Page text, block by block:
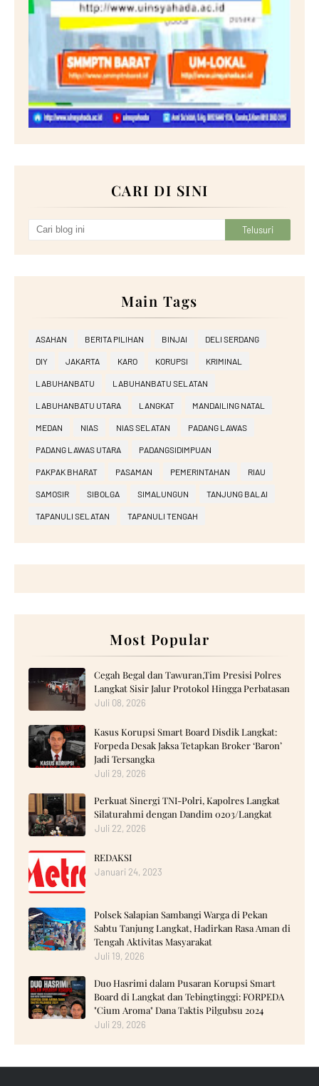
CARI DI SINI
Main Tags
ASAHAN BERITA PILIHAN BINJAI DELI SERDANG
DIY JAKARTA KARO KORUPSI KRIMINAL
LABUHANBATU LABUHANBATU SELATAN
LABUHANBATU UTARA LANGKAT MANDAILING NATAL
MEDAN NIAS NIAS SELATAN PADANG LAWAS
PADANG LAWAS UTARA PADANGSIDIMPUAN
PAKPAK BHARAT PASAMAN PEMERINTAHAN RIAU
SAMOSIR SIBOLGA SIMALUNGUN TANJUNG BALAI
TAPANULI SELATAN TAPANULI TENGAH
Most Popular
Cegah Begal dan Tawuran,Tim Presisi Polres
Langkat Sisir Jalur Protokol Hingga Perbatasan
Juli 08, 2026
Kasus Korupsi Smart Board Disdik Langkat:
Forpeda Desak Jaksa Tetapkan Broker ‘Baron’
Jadi Tersangka
Juli 29, 2026
Perkuat Sinergi TNI-Polri, Kapolres Langkat
Silaturahmi dengan Dandim 0203/Langkat
Juli 22, 2026
REDAKSI
Januari 24, 2023
Polsek Salapian Sambangi Warga di Pekan
Sabtu Tanjung Langkat, Hadirkan Rasa Aman di
Tengah Aktivitas Masyarakat
Juli 19, 2026
‎Duo Hasrimi dalam Pusaran Korupsi Smart
Board di Langkat dan Tebingtinggi: FORPEDA
"Cium Aroma" Dana Taktis Pilgubsu 2024 ‎
Juli 29, 2026